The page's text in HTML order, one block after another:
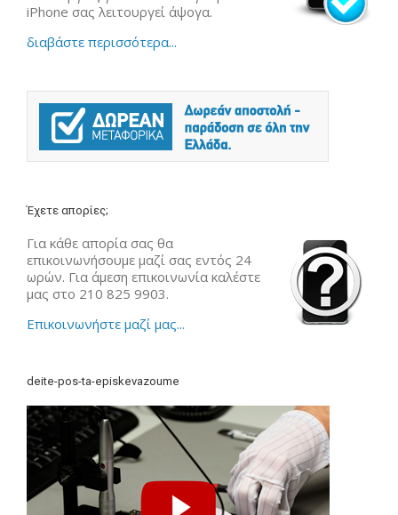
iPhone σας λειτουργεί άψογα.
διαβάστε περισσότερα...
Έχετε απορίες;
Για κάθε απορία σας θα
επικοινωνήσουμε μαζί σας εντός 24
ωρών. Για άμεση επικοινωνία καλέστε
μας στο 210 825 9903.
Επικοινωνήστε μαζί μας...
deite-pos-ta-episkevazoume